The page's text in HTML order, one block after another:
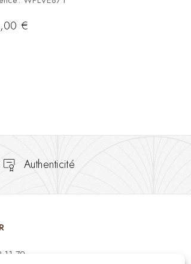
€
Authenticité
11 79